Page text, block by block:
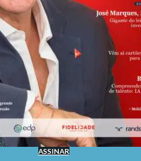
ASSINAR